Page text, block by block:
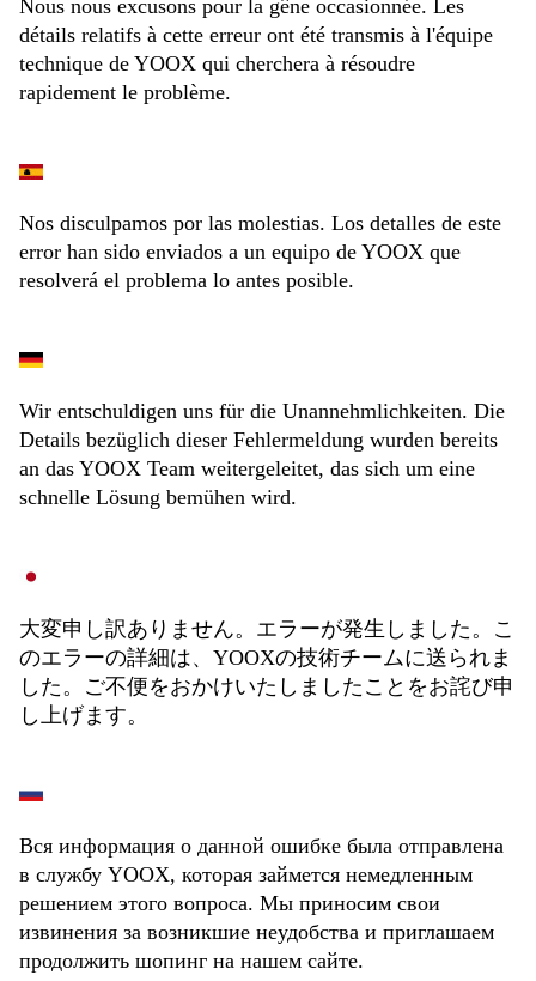
Nous nous excusons pour la gêne occasionnée. Les
détails relatifs à cette erreur ont été transmis à l'équipe
technique de YOOX qui cherchera à résoudre
rapidement le problème.
Nos disculpamos por las molestias. Los detalles de este
error han sido enviados a un equipo de YOOX que
resolverá el problema lo antes posible.
Wir entschuldigen uns für die Unannehmlichkeiten. Die
Details bezüglich dieser Fehlermeldung wurden bereits
an das YOOX Team weitergeleitet, das sich um eine
schnelle Lösung bemühen wird.
大変申し訳ありません。エラーが発生しました。こ
のエラーの詳細は、YOOXの技術チームに送られま
した。ご不便をおかけいたしましたことをお詫び申
し上げます。
Вся информация о данной ошибке была отправлена
в службу YOOX, которая займется немедленным
решением этого вопроса. Мы приносим свои
извинения за возникшие неудобства и приглашаем
продолжить шопинг на нашем сайте.